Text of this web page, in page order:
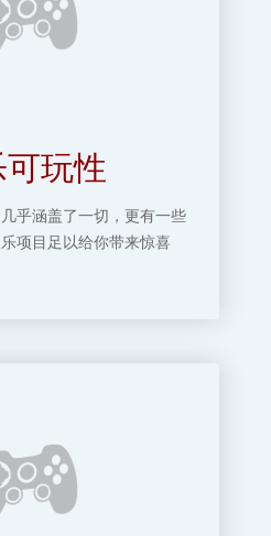
玩性
乎涵盖了一切，更有一些
项目足以给你带来惊喜